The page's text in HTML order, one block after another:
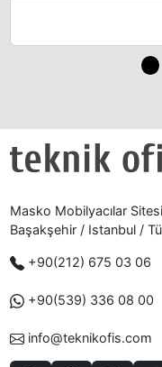
Masko Mobilyacılar
Başakşehir / Istanbul /
+90(212) 675 03 06
+90(539) 336 08 00
info@teknikofis.com